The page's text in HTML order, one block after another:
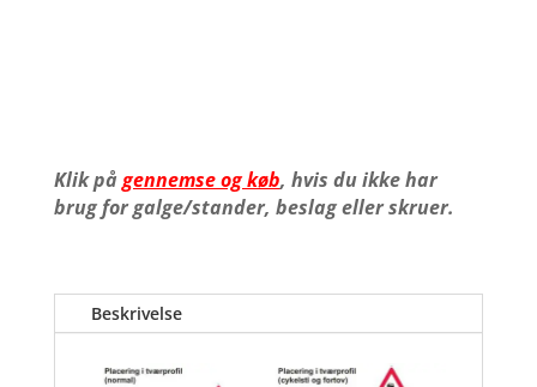
Klik på gennemse og køb, hvis du ikke har
brug for galge/stander, beslag eller skruer.
Beskrivelse